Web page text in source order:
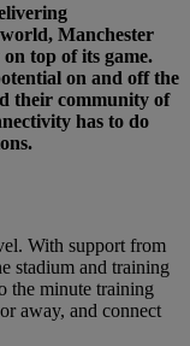
Manchester
top of its game.
on and off the
their community of
has to do
With support from
stadium and training
the minute training
away, and connect